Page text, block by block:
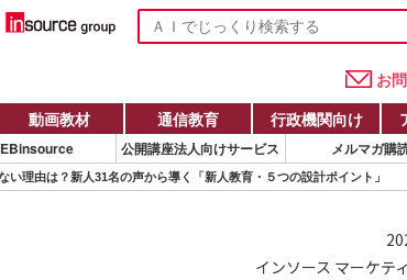
お
動画教材 通信教育 行政機関向け
公開講座法人向けサービス メルマガ購
い理由は？新人31名の声から導く「新人教育・５つの設計ポイント」
インソース マーケテ